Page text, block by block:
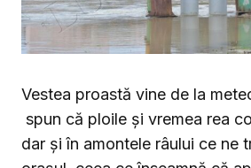
Vestea proastă vine de la
spun că ploile şi vremea rea
dar şi în amontele râului ce ne